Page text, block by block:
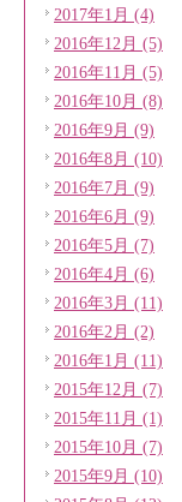
2017年1月 (4)
2016年12月 (5)
2016年11月 (5)
2016年10月 (8)
2016年9月 (9)
2016年8月 (10)
2016年7月 (9)
2016年6月 (9)
2016年5月 (7)
2016年4月 (6)
2016年3月 (11)
2016年2月 (2)
2016年1月 (11)
2015年12月 (7)
2015年11月 (1)
2015年10月 (7)
2015年9月 (10)